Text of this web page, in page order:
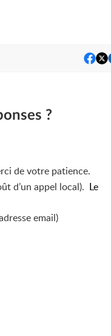
?
de votre patience.
d’un appel local). Le
email)